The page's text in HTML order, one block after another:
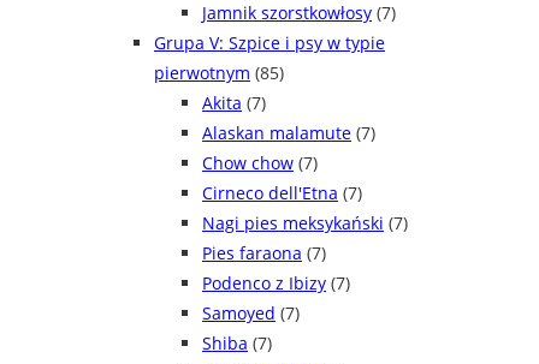
Jamnik szorstkowłosy (7)
Grupa V: Szpice i psy w typie
pierwotnym (85)
Akita (7)
Alaskan malamute (7)
Chow chow (7)
Cirneco dell'Etna (7)
Nagi pies meksykański (7)
Pies faraona (7)
Podenco z Ibizy (7)
Samoyed (7)
Shiba (7)